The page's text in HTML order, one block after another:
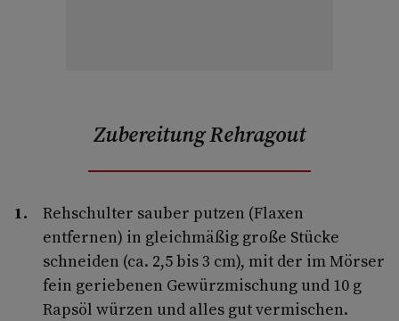
Zubereitung Rehragout
Rehschulter sauber putzen (Flaxen
entfernen) in gleichmäßig große Stücke
schneiden (ca. 2,5 bis 3 cm), mit der im Mörser
fein geriebenen Gewürzmischung und 10 g
Rapsöl würzen und alles gut vermischen.